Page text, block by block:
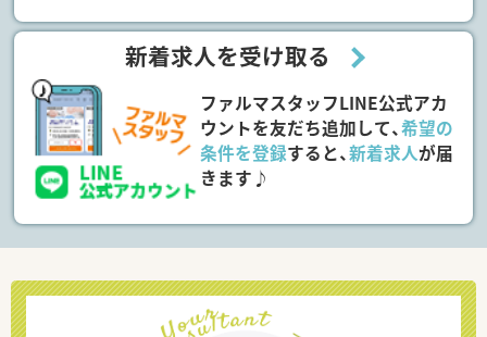
新着求人を受け取る
ファルマスタッフLINE公式アカ
ウントを友だち追加して、希望の
条件を登録すると、新着求人が届
きます♪